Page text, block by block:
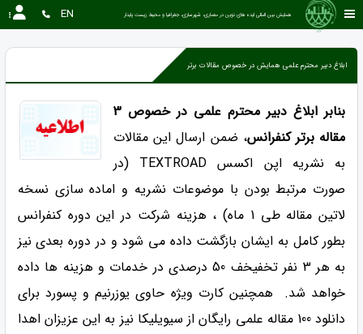
همایش بین المللی ایده های نوین در معماری، شهرسازی، جغرافیا و محیط زیست پایدار EN
ابلاغ دبیر محترم علمی همایش در خصوص مقالات برتر
بنابر ابلاغ دبیر محترم علمی در خصوص 3
مقاله برتر کنفرانس، ضمن ارسال این مقالات
به نشریه اپن اکسس TEXTROAD (در
صورت مرتبط بودن با موضوعات نشریه و اماده سازی نسخه
لاتین مقاله طی 1 ماه) ، هزینه شرکت در این دوره کنفرانس
بطور کامل به ایشان بازگشت داده می شود و در دوره بعدی نیز
به هر 3 نفر تخفیخف 50 درصدی در خدمات و هزینه ها داده
خواهد شد. همچنین کارت ویژه حاوی یوزرنیم و پسورد برای
دانلود 100 مقاله علمی رایگان از سیویلیکا نیز به این عزیزان اهدا